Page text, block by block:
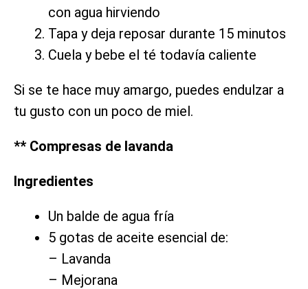
con agua hirviendo
Tapa y deja reposar durante 15 minutos
Cuela y bebe el té todavía caliente
Si se te hace muy amargo, puedes endulzar a
tu gusto con un poco de miel.
** Compresas de lavanda
Ingredientes
Un balde de agua fría
5 gotas de aceite esencial de:
– Lavanda
– Mejorana